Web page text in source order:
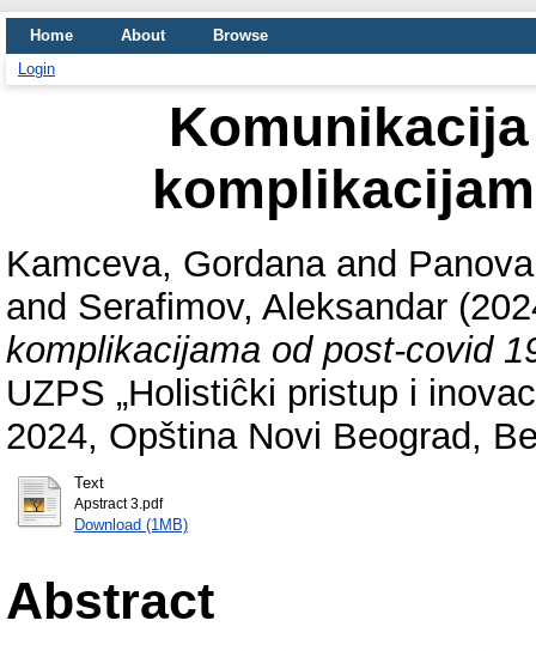
Home About
Browse
Login
Kamceva, Gordanaand
and Serafimov, Aleksandar
komplikacijama od post-covid
UZPS „Holistiĉki pristup i
2024, Opština Novi Beograd,
Text
Apstract 3.pdf
Download (1MB)
Abstract